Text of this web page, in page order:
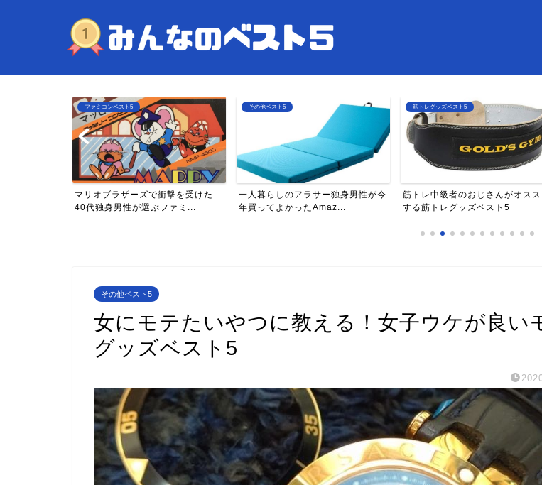
ファミコンベスト5
マリオブラザーズで衝撃を受けた
40代独身男性が選ぶファミ...
その他ベスト5
一人暮らしのアラサー独身男性が今
年買ってよかったAmaz...
筋トレグッズベスト5
筋トレ中級者のおじさんがオスス
する筋トレグッズベスト5
その他ベスト5
女にモテたいやつに教える！女子ウケが良い
グッズベスト5